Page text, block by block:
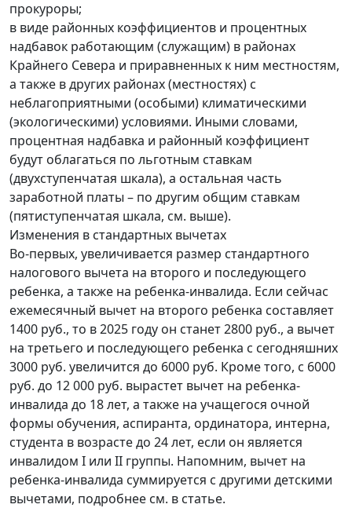
прокуроры;
в виде районных коэффициентов и процентных
надбавок работающим (служащим) в районах
Крайнего Севера и приравненных к ним местностям,
а также в других районах (местностях) с
неблагоприятными (особыми) климатическими
(экологическими) условиями. Иными словами,
процентная надбавка и районный коэффициент
будут облагаться по льготным ставкам
(двухступенчатая шкала), а остальная часть
заработной платы – по другим общим ставкам
(пятиступенчатая шкала, см. выше).
Изменения в стандартных вычетах
Во-первых, увеличивается размер стандартного
налогового вычета на второго и последующего
ребенка, а также на ребенка-инвалида. Если сейчас
ежемесячный вычет на второго ребенка составляет
1400 руб., то в 2025 году он станет 2800 руб., а вычет
на третьего и последующего ребенка с сегодняшних
3000 руб. увеличится до 6000 руб. Кроме того, с 6000
руб. до 12 000 руб. вырастет вычет на ребенка-
инвалида до 18 лет, а также на учащегося очной
формы обучения, аспиранта, ординатора, интерна,
студента в возрасте до 24 лет, если он является
инвалидом I или II группы. Напомним, вычет на
ребенка-инвалида суммируется с другими детскими
вычетами, подробнее см. в статье.